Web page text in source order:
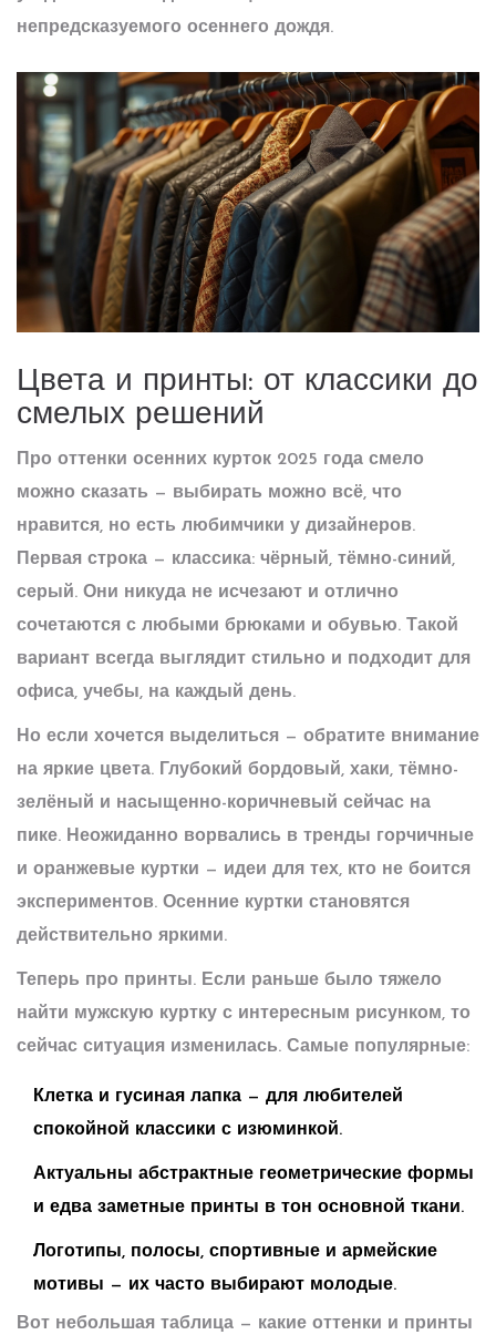
непредсказуемого осеннего дождя.
Цвета и принты: от классики до
смелых решений
Про оттенки осенних курток 2025 года смело
можно сказать — выбирать можно всё, что
нравится, но есть любимчики у дизайнеров.
Первая строка — классика: чёрный, тёмно-синий,
серый. Они никуда не исчезают и отлично
сочетаются с любыми брюками и обувью. Такой
вариант всегда выглядит стильно и подходит для
офиса, учебы, на каждый день.
Но если хочется выделиться — обратите внимание
на яркие цвета. Глубокий бордовый, хаки, тёмно-
зелёный и насыщенно-коричневый сейчас на
пике. Неожиданно ворвались в тренды горчичные
и оранжевые куртки — идеи для тех, кто не боится
экспериментов. Осенние куртки становятся
действительно яркими.
Теперь про принты. Если раньше было тяжело
найти мужскую куртку с интересным рисунком, то
сейчас ситуация изменилась. Самые популярные:
Клетка и гусиная лапка — для любителей
спокойной классики с изюминкой.
Актуальны абстрактные геометрические формы
и едва заметные принты в тон основной ткани.
Логотипы, полосы, спортивные и армейские
мотивы — их часто выбирают молодые.
Вот небольшая таблица — какие оттенки и принты